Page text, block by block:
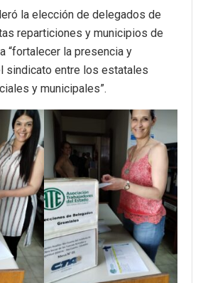
la elección de delegados de
reparticiones y municipios de
“fortalecer la presencia y
sindicato entre los estatales
y municipales”.